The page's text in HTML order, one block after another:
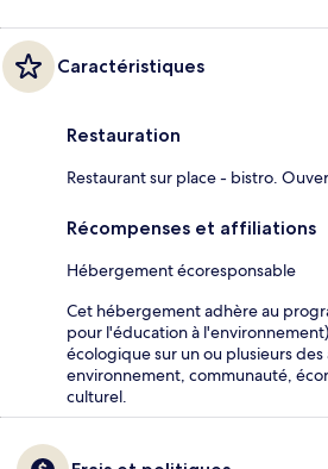
Caractéristiques
Restauration
Restaurant sur place - bistro.
Récompenses et affiliations
Hébergement écoresponsable
Cet hébergement adhère au
pour l'éducation à
écologique sur un ou plusieurs des
environnement, communauté,
culturel.